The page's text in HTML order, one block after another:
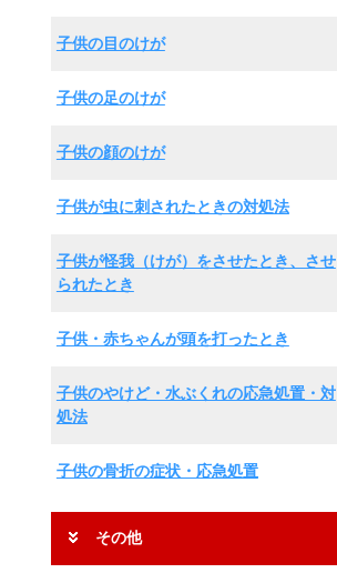
子供の目のけが
子供の足のけが
子供の顔のけが
子供が虫に刺されたときの対処法
子供が怪我（けが）をさせたとき、させ
られたとき
子供・赤ちゃんが頭を打ったとき
子供のやけど・水ぶくれの応急処置・対
処法
子供の骨折の症状・応急処置
その他